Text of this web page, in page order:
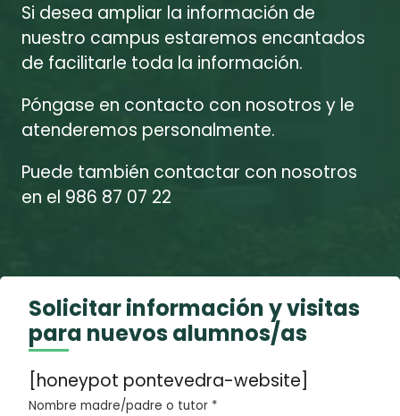
Si desea ampliar la información de
nuestro campus estaremos encantados
de facilitarle toda la información.
Póngase en contacto con nosotros y le
atenderemos personalmente.
Puede también contactar con nosotros
en el 986 87 07 22
Solicitar información y visitas
para nuevos alumnos/as
[honeypot pontevedra-website]
Nombre madre/padre o tutor *